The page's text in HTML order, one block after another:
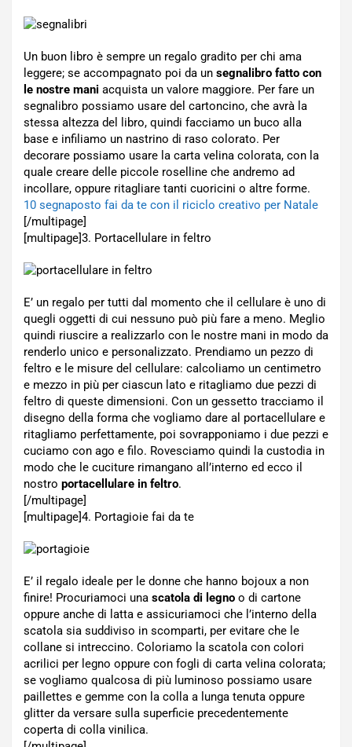
Un buon libro è sempre un regalo gradito per chi ama
leggere; se accompagnato poi da un segnalibro fatto con
le nostre mani acquista un valore maggiore. Per fare un
segnalibro possiamo usare del cartoncino, che avrà la
stessa altezza del libro, quindi facciamo un buco alla
base e infiliamo un nastrino di raso colorato. Per
decorare possiamo usare la carta velina colorata, con la
quale creare delle piccole roselline che andremo ad
incollare, oppure ritagliare tanti cuoricini o altre forme.
10 segnaposto fai da te con il riciclo creativo per Natale
[/multipage]
[multipage]3. Portacellulare in feltro
E’ un regalo per tutti dal momento che il cellulare è uno di
quegli oggetti di cui nessuno può più fare a meno. Meglio
quindi riuscire a realizzarlo con le nostre mani in modo da
renderlo unico e personalizzato. Prendiamo un pezzo di
feltro e le misure del cellulare: calcoliamo un centimetro
e mezzo in più per ciascun lato e ritagliamo due pezzi di
feltro di queste dimensioni. Con un gessetto tracciamo il
disegno della forma che vogliamo dare al portacellulare e
ritagliamo perfettamente, poi sovrapponiamo i due pezzi e
cuciamo con ago e filo. Rovesciamo quindi la custodia in
modo che le cuciture rimangano all’interno ed ecco il
nostro portacellulare in feltro.
[/multipage]
[multipage]4. Portagioie fai da te
E’ il regalo ideale per le donne che hanno bojoux a non
finire! Procuriamoci una scatola di legno o di cartone
oppure anche di latta e assicuriamoci che l’interno della
scatola sia suddiviso in scomparti, per evitare che le
collane si intreccino. Coloriamo la scatola con colori
acrilici per legno oppure con fogli di carta velina colorata;
se vogliamo qualcosa di più luminoso possiamo usare
paillettes e gemme con la colla a lunga tenuta oppure
glitter da versare sulla superficie precedentemente
coperta di colla vinilica.